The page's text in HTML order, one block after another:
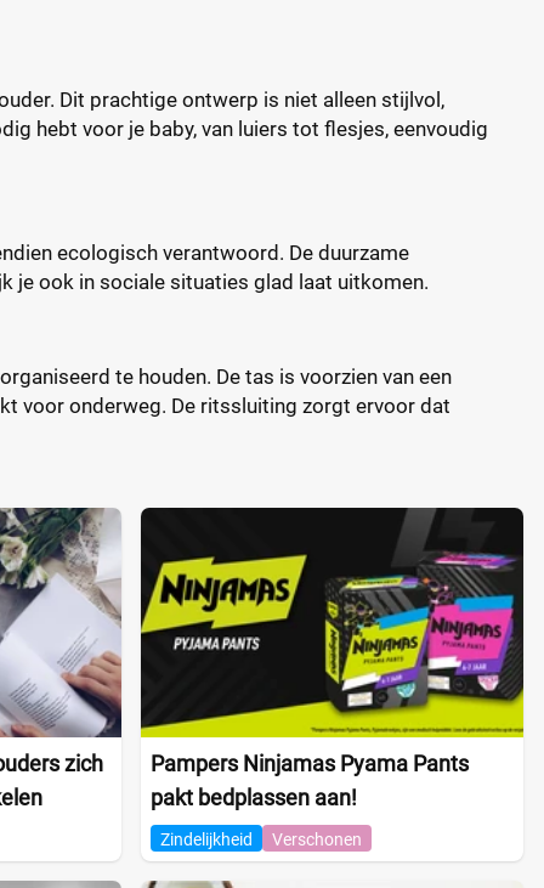
Dit prachtige ontwerp is niet alleen stijlvol,
hebt voor je baby, van luiers tot flesjes, eenvoudig
ecologisch verantwoord. De duurzame
je ook in sociale situaties glad laat uitkomen.
te houden. De tas is voorzien van een
voor onderweg. De ritssluiting zorgt ervoor dat
zich
Pampers Ninjamas Pyama Pants
pakt bedplassen aan!
Zindelijkheid Verschonen